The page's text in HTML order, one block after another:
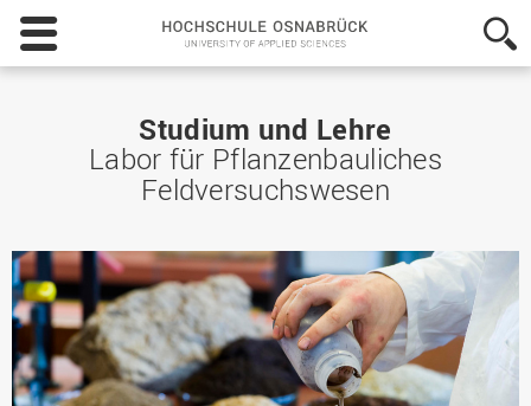
Hochschule
Osnabrück
-
Sciences
Studium und Lehre
Labor für Pflanzenbauliches
Feldversuchswesen